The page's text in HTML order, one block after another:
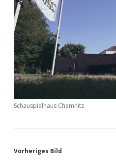
Schauspielhaus Chemnitz
Vorheriges Bild